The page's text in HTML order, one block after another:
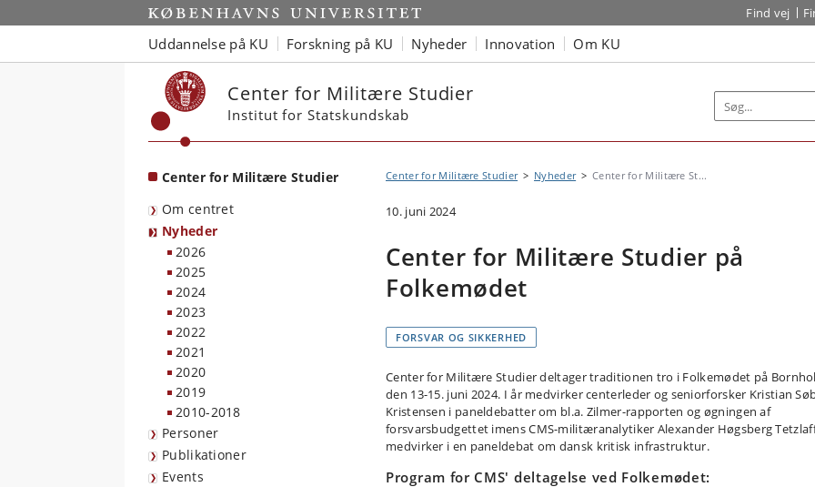
Start Find vej
Uddannelse på KU Forskning på KU Nyheder Innovation Om KU
Center for Militære Studier
Institut for Statskundskab
Center for Militære Studier
Om centret
Nyheder
2026
2025
2024
2023
2022
2021
2020
2019
2010-2018
Personer
Publikationer
Events
Center for Militære Studier Nyheder Center for Militære St...
10. juni 2024
Center for Militære Studier på
Folkemødet
FORSVAR OG SIKKERHED
Center for Militære Studier deltager traditionen tro i Folkemødet på
den 13-15. juni 2024. I år medvirker centerleder og seniorforsker Kristian
Kristensen i paneldebatter om bl.a. Zilmer-rapporten og øgningen af
forsvarsbudgettet imens CMS-militæranalytiker Alexander Høgsberg
medvirker i en paneldebat om dansk kritisk infrastruktur.
Program for CMS' deltagelse ved Folkemødet: